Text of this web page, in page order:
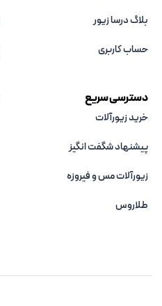
بلاگ درسا زیور
حساب کاربری
دسترسی سریع
خرید زیورآلات
پیشنهاد شگفت انگیز
زیورآلات مس و فیروزه‌
طلاروس